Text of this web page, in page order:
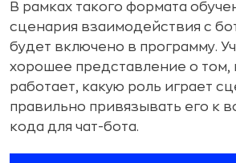
В рамках такого формата
сценария взаимодействия с
будет включено в программу.
хорошее представление о том,
работает, какую роль играет
правильно привязывать его к
кода для чат-бота.